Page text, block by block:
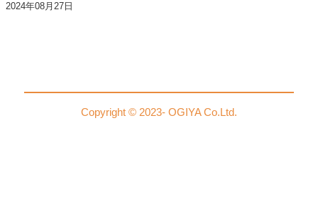
2024年08月27日
Copyright © 2023- OGIYA Co.Ltd.